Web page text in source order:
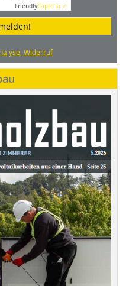
FriendlyCaptcha ⇗
Widerruf